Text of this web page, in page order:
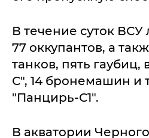
В течение суток
77 оккупантов, а
танков, пять гаубиц,
С", 14 бронемашин и
"Панцирь-С1".
В акватории